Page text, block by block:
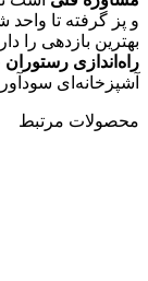
و پز گرفته تا
بهترین بازدهی را
راه‌اندازی رستوران
آشپزخانه‌ای
محصولات مرتبط